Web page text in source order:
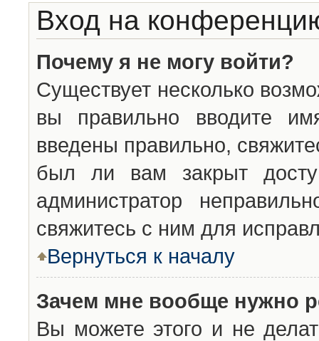
Вход на
Почему я не могу войти?
Существует несколько
вы правильно вводите
введены правильно,
был ли вам закрыт
администратор
свяжитесь с ним для
Вернуться к началу
Зачем мне вообще нужно
Вы можете этого и не